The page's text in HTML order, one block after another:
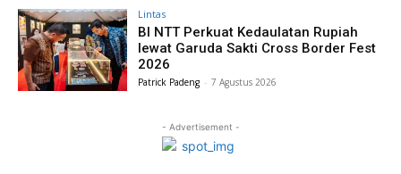
Lintas
BI NTT Perkuat Kedaulatan Rupiah
lewat Garuda Sakti Cross Border Fest
2026
Patrick Padeng - 7 Agustus 2026
- Advertisement -